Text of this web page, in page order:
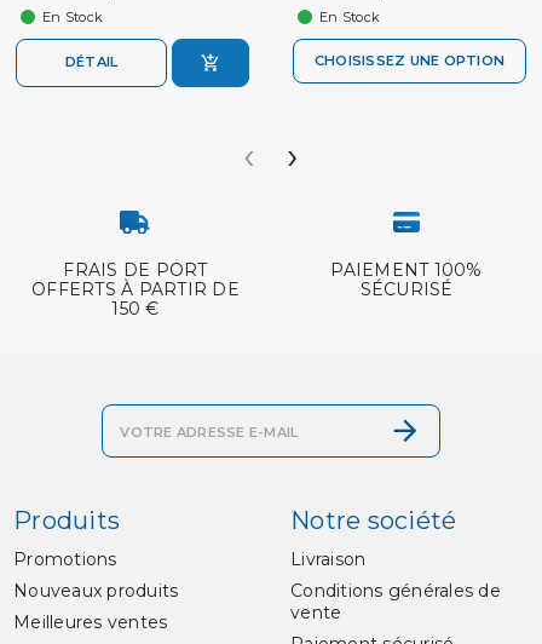
En Stock
DÉTAIL
En Stock
CHOISISSEZ UNE OPTION
‹ ›
FRAIS DE PORT
OFFERTS À PARTIR DE
150 €
PAIEMENT 100%
SÉCURISÉ
Produits
Promotions
Nouveaux produits
Meilleures ventes
Notre société
Livraison
Conditions générales de
vente